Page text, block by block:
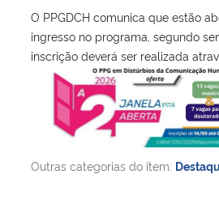
O PPGDCH comunica que estão
ingresso no programa, segundo
inscrição deverá ser realizada
Outras categorias do item: